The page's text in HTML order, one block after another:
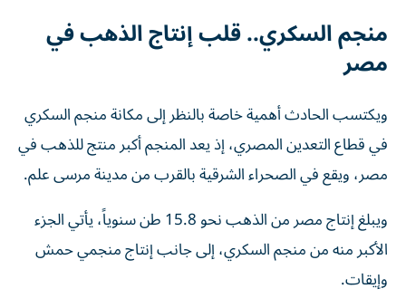
منجم السكري.. قلب إنتاج الذهب في
مصر
ويكتسب الحادث أهمية خاصة بالنظر إلى مكانة منجم السكري
في قطاع التعدين المصري، إذ يعد المنجم أكبر منتج للذهب في
مصر، ويقع في الصحراء الشرقية بالقرب من مدينة مرسى علم.
ويبلغ إنتاج مصر من الذهب نحو 15.8 طن سنوياً، يأتي الجزء
الأكبر منه من منجم السكري، إلى جانب إنتاج منجمي حمش
وإيقات.